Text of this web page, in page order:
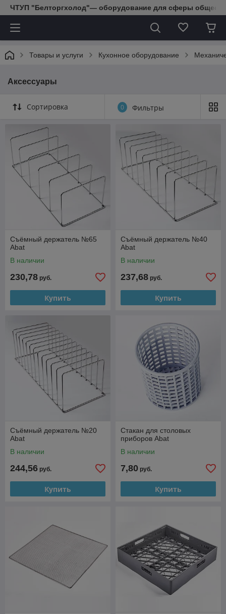
ЧТУП "Белторгхолод"— оборудование для сферы
Товары и услуги Кухонное оборудование
Аксессуары
Сортировка 0 Фильтры
Съёмный держатель №65
Abat
В наличии
230,78 руб.
Купить
Съёмный держатель №40
Abat
В наличии
237,68 руб.
Купить
Съёмный держатель №20
Abat
В наличии
244,56 руб.
Купить
Стакан для столовых
приборов Abat
В наличии
7,80 руб.
Купить